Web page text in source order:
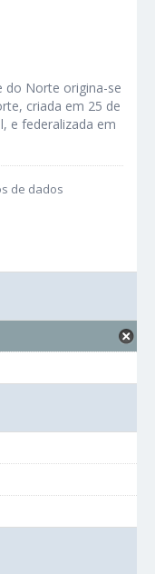
do Norte origina-se
criada em 25 de
e federalizada em
de dados